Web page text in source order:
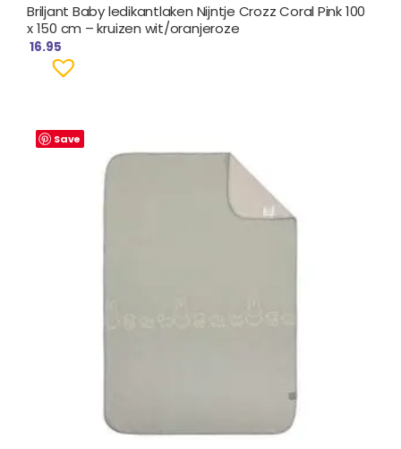
Briljant Baby ledikantlaken Nijntje Crozz Coral Pink 100
x 150 cm – kruizen wit/oranjeroze
16.95
Save